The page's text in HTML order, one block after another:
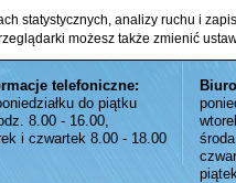
statystycznych, analizy ruchu i
możesz także zmienić
telefoniczne:
do piątku
8.00 - 16.00,
i czwartek 8.00 - 18.00